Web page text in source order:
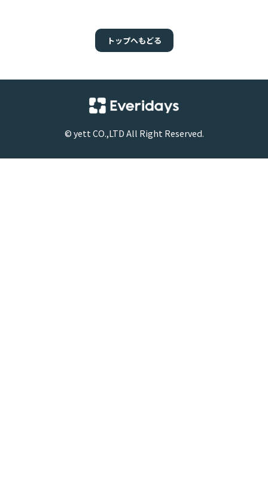
トップへもどる
©yettCO.,LTD All Right Reserved.